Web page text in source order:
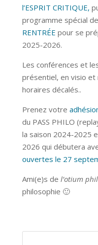
l’ESPRIT CRITIQUE,
programme spécial de
RENTRÉE pour se
2025-2026.
Les conférences et
présentiel, en visio et
horaires décalés..
Prenez votre
du PASS PHILO
la saison 2024-2025
2026 qui débutera
ouvertes le 27
Ami(e)s de l’otium
philosophie 🙂